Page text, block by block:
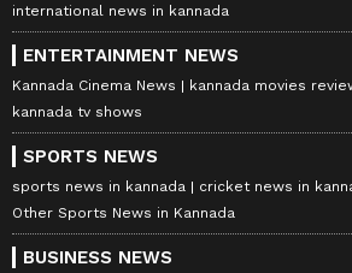
international news in kannada
ENTERTAINMENT NEWS
Kannada Cinema News kannada movies
kannada tv shows
SPORTS NEWS
sports news in kannada
cricket news in
Other Sports News in Kannada
BUSINESS NEWS